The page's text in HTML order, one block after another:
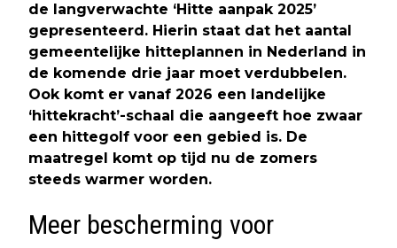
de langverwachte ‘Hitte aanpak 2025’
gepresenteerd. Hierin staat dat het aantal
gemeentelijke hitteplannen in Nederland in
de komende drie jaar moet verdubbelen.
Ook komt er vanaf 2026 een landelijke
‘hittekracht’-schaal die aangeeft hoe zwaar
een hittegolf voor een gebied is. De
maatregel komt op tijd nu de zomers
steeds warmer worden.
Meer bescherming voor